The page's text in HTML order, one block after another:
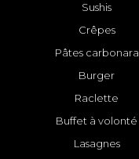
Sushis
Crêpes
Pâtes carbonara
Burger
Raclette
Buffet à volonté
Lasagnes